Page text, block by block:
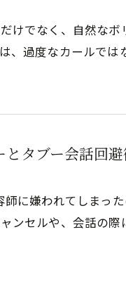
けでなく、自然な
、過度なカールでは
タブー会話回
に嫌われてしまっ
ンセルや、会話の